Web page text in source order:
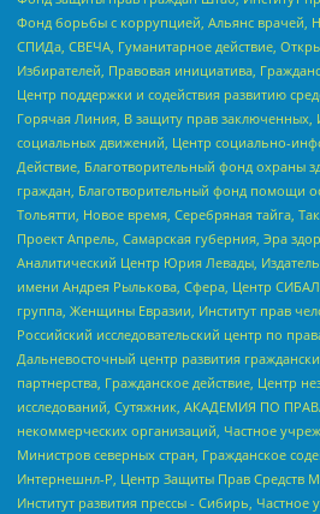
Фонд борьбы с коррупцией, Альянс
СПИДа, СВЕЧА, Гуманитарное действие,
Избирателей, Правовая инициатива,
Центр поддержки и содействия развитию
Горячая Линия, В защиту прав заключенных,
социальных движений, Центр социально-
Действие, Благотворительный фонд охраны
граждан, Благотворительный фонд помощи
Тольятти, Новое время, Серебряная тайга,
Проект Апрель, Самарская губерния, Эра
Аналитический Центр Юрия Левады,
имени Андрея Рылькова, Сфера, Центр
группа, Женщины Евразии, Институт прав
Российский исследовательский центр по
Дальневосточный центр развития
партнерства, Гражданское действие, Центр
исследований, Сутяжник, АКАДЕМИЯ ПО
некоммерческих организаций, Частное
Министров северных стран, Гражданское
Интернешнл-Р, Центр Защиты Прав Средств
Институт развития прессы - Сибирь, Частное